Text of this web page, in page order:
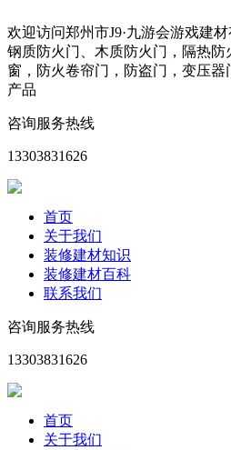
欢迎访问郑州市J9·九游会游戏建
钢质防火门、木质防火门，隔热防
窗，防火卷帘门，防盗门，变压
产品
咨询服务热线
13303831626
首页
关于我们
装修建材知识
装修建材百科
联系我们
咨询服务热线
13303831626
首页
关于我们